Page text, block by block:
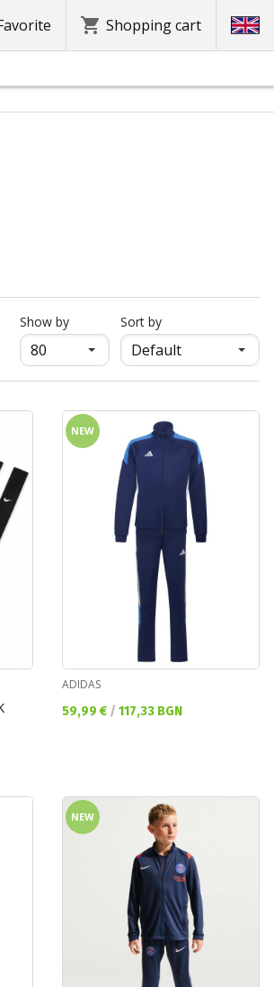
Shopping cart
Show byпродукти на страница
Sort by
NEW
ADIDAS
Текуща цена:
59,99 € / 117,33 BGN
NEW